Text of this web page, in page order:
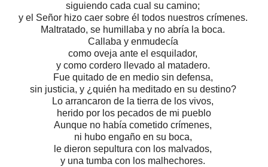
siguiendo cada cual su camino;
y el Señor hizo caer sobre él todos nuestros crímenes.
Maltratado, se humillaba y no abría la boca.
Callaba y enmudecía
como oveja ante el esquilador,
y como cordero llevado al matadero.
Fue quitado de en medio sin defensa,
sin justicia, y ¿quién ha meditado en su destino?
Lo arrancaron de la tierra de los vivos,
herido por los pecados de mi pueblo
Aunque no había cometido crímenes,
ni hubo engaño en su boca,
le dieron sepultura con los malvados,
y una tumba con los malhechores.